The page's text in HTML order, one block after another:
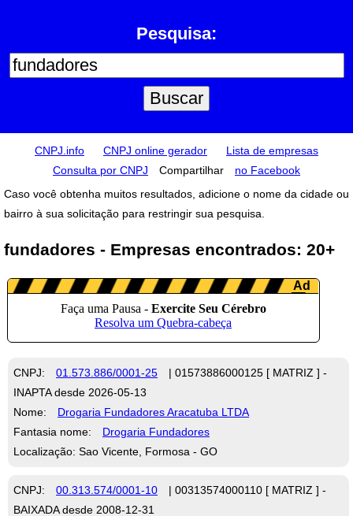
Pesquisa:
CNPJ.info CNPJ online gerador
Lista de empresas
Consulta por CNPJ
Compartilhar
no Facebook
Caso você obtenha muitos resultados, adicione o nome da cidade ou
bairro à sua solicitação para restringir sua pesquisa.
fundadores - Empresas encontrados: 20+
CNPJ: 01.573.886/0001-25
| 01573886000125 [ MATRIZ ] -
INAPTA desde 2026-05-13
Nome:
Drogaria Fundadores Aracatuba LTDA
Fantasia nome:
Drogaria Fundadores
Localização: Sao Vicente, Formosa - GO
CNPJ: 00.313.574/0001-10
| 00313574000110 [ MATRIZ ] -
BAIXADA desde 2008-12-31